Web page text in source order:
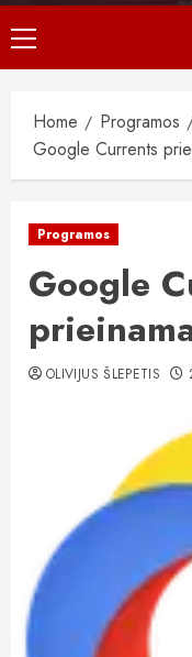
Primary
Menu
Home
Programos
Google Currents
Programos
Google
OLIVIJUS ŠLEPETIS